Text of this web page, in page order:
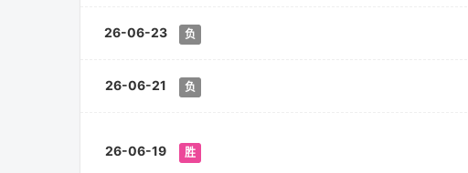
26-06-23 负
26-06-21 负
26-06-19 胜